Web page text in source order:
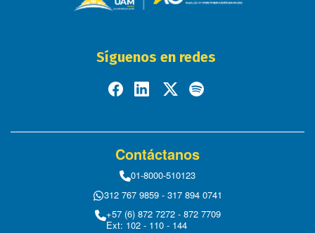
Síguenos en redes
Contáctanos
01-8000-510123
312 767 9859 - 317 894 0741
+57 (6) 872 7272 - 872 7709
Ext: 102 - 110 - 144